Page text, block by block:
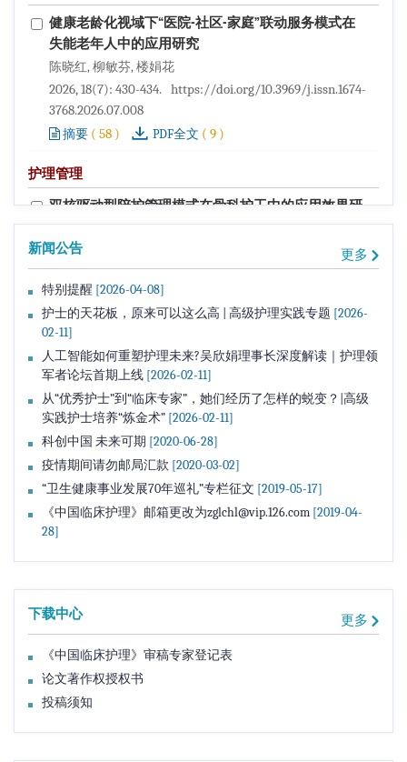
健康老龄化视域下“医院-社区-家庭”联动服务模式在
失能老年人中的应用研究
陈晓红, 柳敏芬, 楼娟花
2026, 18(7): 430-434. https://doi.org/10.3969/j.issn.1674-
3768.2026.07.008
摘要 ( 58 ) PDF全文 ( 9 )
护理管理
双核驱动型陪护管理模式在骨科护工中的应用效果研
究
许鎏芳
2026, 18(7): 435-439. https://doi.org/10.3969/j.issn.1674-
3768.2026.07.009
摘要(70) PDF全文(95 )
失禁专科护理门诊管理规范的构建
周春梅, 吴修华, 付莉丽, 徐卫芳, 樊帆
2026, 18(7): 440-445. https://doi.org/10.3969/j.issn.1674-
3768.2026.07.010
摘要(82) PDF全文(13
调查研究
低年资护士工作不稳定现状及其影响因素分析
陈婉莹, 赵梅凤
2026, 18(7): 446-450. https://doi.org/10.3969/j.issn.1674-
摘要
综述
我国麻醉专科护士岗位管理现状及发展对策研究
邓珊, 刘雁, 周利军, 徐红艳
新闻公告 更多
特别提醒 [2026-04-08]
护士的天花板，原来可以这么高 | 高级护理实践专题 [2026-
02-11]
人工智能如何重塑护理未来?吴欣娟理事长深度解读｜护理领
军者论坛首期上线 [2026-02-11]
从“优秀护士”到“临床专家”，她们经历了怎样的蜕变？|高级
实践护士培养“炼金术” [2026-02-11]
科创中国 未来可期 [2020-06-28]
疫情期间请勿邮局汇款 [2020-03-02]
“卫生健康事业发展70年巡礼”专栏征文 [2019-05-17]
《中国临床护理》邮箱更改为zglchl@vip.126.com [2019-04-
28]
下载中心 更多
《中国临床护理》审稿专家登记表
论文著作权授权书
投稿须知